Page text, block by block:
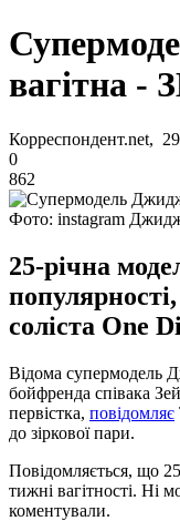
вагітна -
Корреспондент.net,
0
862
Фото: instagram
25-річна
соліста One
Відома супермодель
бойфренда співака
первістка, повідомляє
до зіркової пари.
Повідомляється, що
тижні вагітності. Ні
коментували.